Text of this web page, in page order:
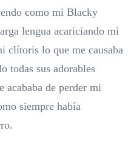
como mi Blacky
lengua acariciando mi
clítoris lo que me causaba
todas sus adorables
acababa de perder mi
siempre había